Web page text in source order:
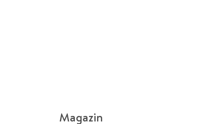
Magazin